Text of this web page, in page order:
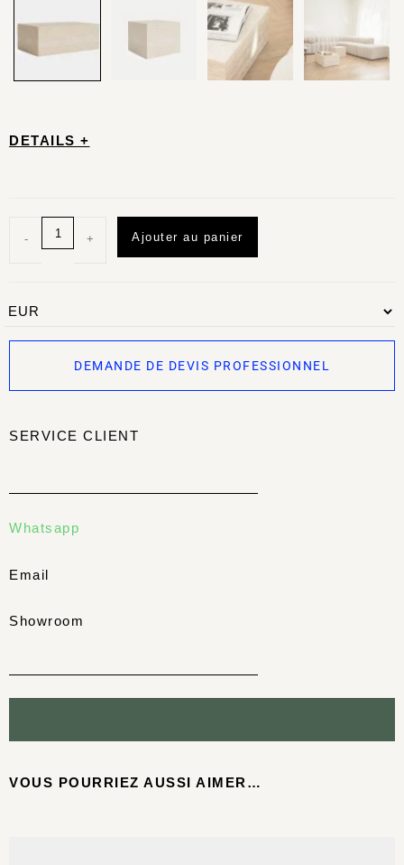
DETAILS +
- + Ajouter au panier
DEMANDE DE DEVIS PROFESSIONNEL
SERVICE CLIENT
Whatsapp
Email
Showroom
VOUS POURRIEZ AUSSI AIMER…